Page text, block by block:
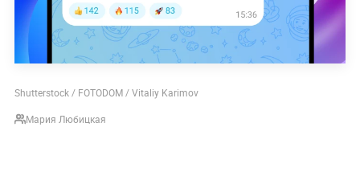
Shutterstock / FOTODOM / Vitaliy Karimov
Мария Любицкая